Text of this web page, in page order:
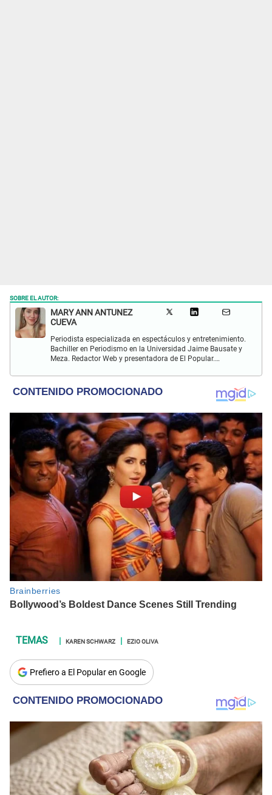
SOBRE EL AUTOR:
MARY ANN ANTUNEZ
CUEVA
Periodista especializada en espectáculos y entretenimiento.
Bachiller en Periodismo en la Universidad Jaime Bausate y
Meza. Redactor Web y presentadora de El Popular.
y espectáculos internacional.
KAREN SCHWARZ EZIO OLIVA
Prefiero a El Popular en Google